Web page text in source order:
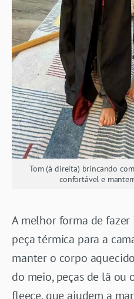
Tom (à direita) brincando
confortável e
A melhor forma de fazer
peça térmica para a
manter o corpo
do meio, peças de lã ou
fleece, que ajudem a